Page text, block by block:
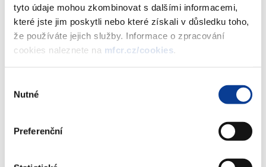
tyto údaje mohou zkombinovat s dalšími informacemi,
které jste jim poskytli nebo které získali v důsledku toho,
že používáte jejich služby. Informace o zpracování
cookies naleznete na mfcr.cz/cookies.
souhlasu
Nutné
Preferenční
navrženy k postoupení do Poslanecké sněmovny Parlamentu s
návrhem na jejich schválení.
Zobrazeno61 ×
Ministerstvo financí ČR
Adresa Letenská 15, 118 10 Praha